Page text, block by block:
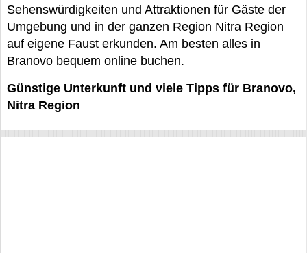
Sehenswürdigkeiten und Attraktionen für Gäste der
Umgebung und in der ganzen Region Nitra Region
auf eigene Faust erkunden. Am besten alles in
Branovo bequem online buchen.
Günstige Unterkunft und viele Tipps für Branovo,
Nitra Region